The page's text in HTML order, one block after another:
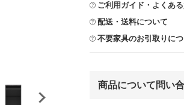
ご利用ガイド・よくあ
配送・送料について
不要家具のお引取りに
商品について問い